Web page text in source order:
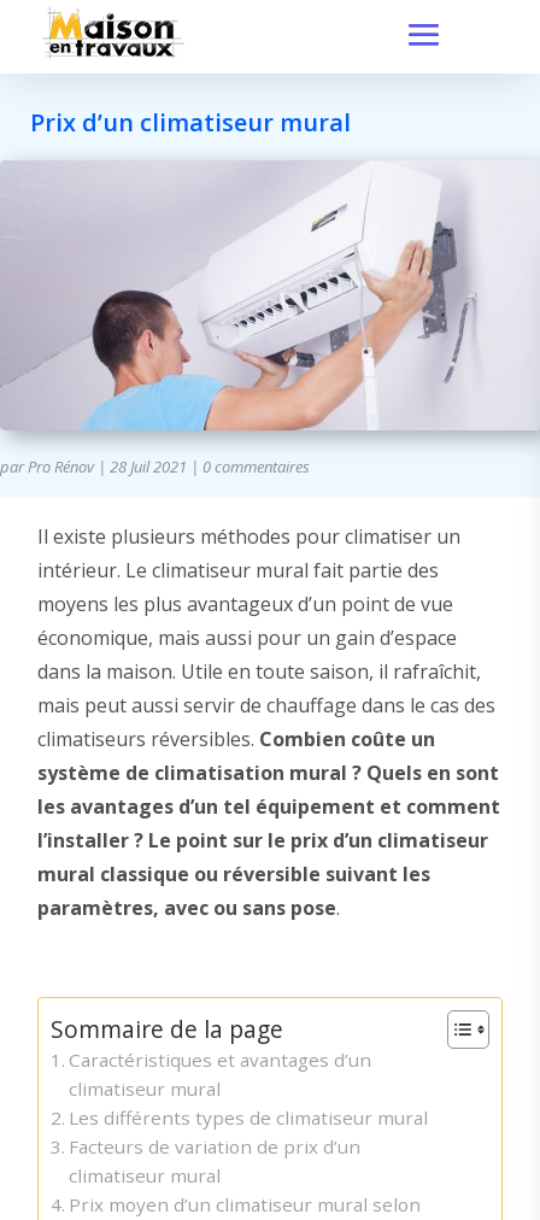
Prix d’un climatiseur mural
parPro Rénov| 28 Juil 2021 | 0 commentaires
Il existe plusieurs méthodes pour climatiser un
intérieur. Le climatiseur mural fait partie des
moyens les plus avantageux d’un point de vue
économique, mais aussi pour un gain d’espace
dans la maison. Utile en toute saison, il rafraîchit,
mais peut aussi servir de chauffage dans le cas des
climatiseurs réversibles. Combien coûte un
système de climatisation mural ? Quels en sont
les avantages d’un tel équipement et comment
l’installer ? Le point sur le prix d’un climatiseur
mural classique ou réversible suivant les
paramètres, avec ou sans pose.
Sommaire de la page
Caractéristiques et avantages d’un
climatiseur mural
Les différents types de climatiseur mural
Facteurs de variation de prix d’un
climatiseur mural
Prix moyen d’un climatiseur mural selon